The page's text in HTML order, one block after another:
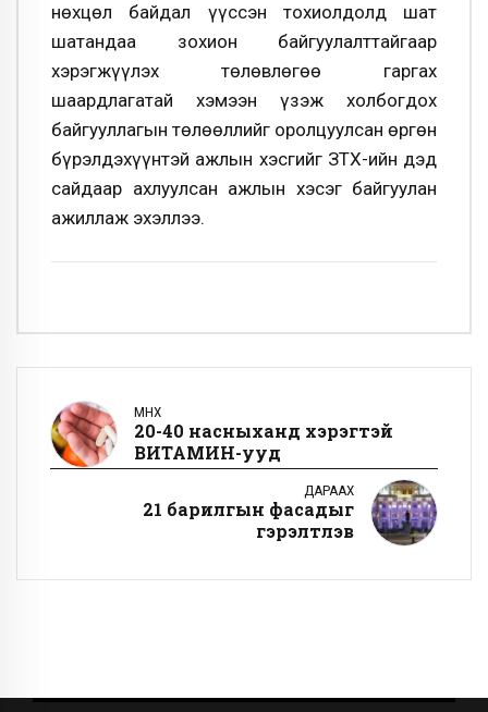
нөхцөл байдал үүссэн тохиолдолд шат
шатандаа зохион байгуулалттайгаар
хэрэгжүүлэх төлөвлөгөө гаргах
шаардлагатай хэмээн үзэж холбогдох
байгууллагын төлөөллийг оролцуулсан өргөн
бүрэлдэхүүнтэй ажлын хэсгийг ЗТХ-ийн дэд
сайдаар ахлуулсан ажлын хэсэг байгуулан
ажиллаж эхэллээ.
ӨМНӨХ
20-40 насныханд хэрэгтэй
ВИТАМИН-ууд
ДАРААХ
21 барилгын фасадыг
гэрэлтүүлэв